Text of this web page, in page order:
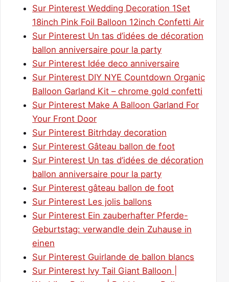
Sur Pinterest Wedding Decoration 1Set
18inch Pink Foil Balloon 12inch Confetti Air
Sur Pinterest Un tas d’idées de décoration
ballon anniversaire pour la party
Sur Pinterest Idée deco anniversaire
Sur Pinterest DIY NYE Countdown Organic
Balloon Garland Kit – chrome gold confetti
Sur Pinterest Make A Balloon Garland For
Your Front Door
Sur Pinterest Bitrhday decoration
Sur Pinterest Gâteau ballon de foot
Sur Pinterest Un tas d’idées de décoration
ballon anniversaire pour la party
Sur Pinterest gâteau ballon de foot
Sur Pinterest Les jolis ballons
Sur Pinterest Ein zauberhafter Pferde-
Geburtstag: verwandle dein Zuhause in
einen
Sur Pinterest Guirlande de ballon blancs
Sur Pinterest Ivy Tail Giant Balloon |